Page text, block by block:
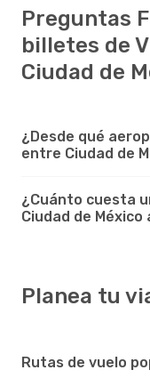
Preguntas
billetes de
Ciudad de
¿Desde qué
entre Ciudad de
¿Cuánto cuesta
Ciudad de México
Planea tu
Rutas de vuelo